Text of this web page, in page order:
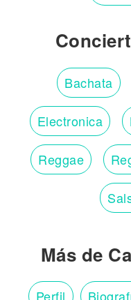
Bachata
Electronica
Reggae
Más de
Perfil